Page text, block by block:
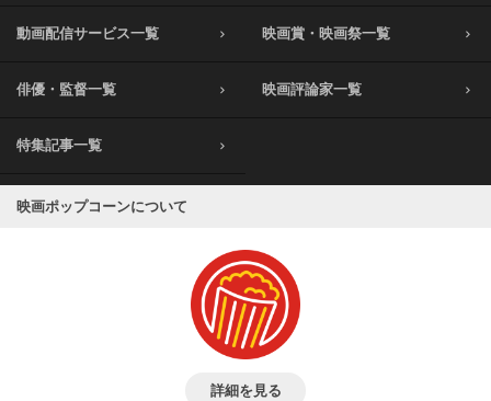
動画配信サービス一覧 映画賞・映画祭一覧
俳優・監督一覧 映画評論家一覧
特集記事一覧
映画ポップコーンについて
詳細を見る